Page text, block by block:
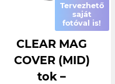
Tervezhető
saját
fotóval is!
CLEAR MAG
COVER (MID)
tok –